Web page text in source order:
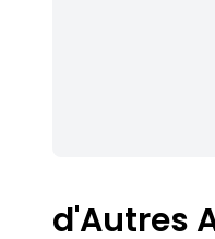
d'Autres